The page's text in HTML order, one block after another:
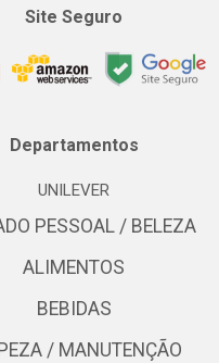
Site Seguro
Departamentos
UNILEVER
PESSOAL / BELEZA
ALIMENTOS
BEBIDAS
/ MANUTENÇÃO